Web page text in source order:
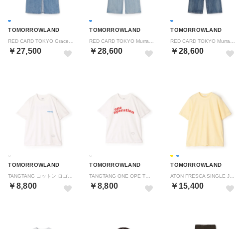
TOMORROWLAND
￥27,500
TOMORROWLAND
￥28,600
TOMORROWLAND
￥28,600
TOMORROWLAND
￥8,800
TOMORROWLAND
￥8,800
TOMORROWLAND
￥15,400